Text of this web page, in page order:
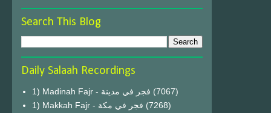
Search This Blog
Daily Salaah Recordings
1) Madinah Fajr - فجر في مدينة (7067)
1) Makkah Fajr - فجر في مكة (7268)